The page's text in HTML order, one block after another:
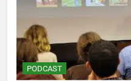
PODCAST